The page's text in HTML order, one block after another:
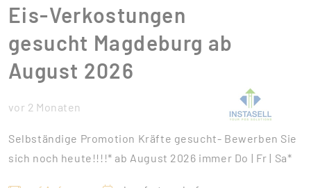
Eis-Verkostungen
gesucht Magdeburg ab
August 2026
vor 2 Monaten
Selbständige Promotion Kräfte gesucht- Bewerben Sie
sich noch heute!!!!* ab August 2026 immer Do | Fr | Sa*